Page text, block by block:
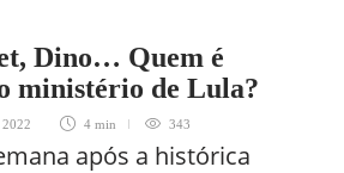
Dino… Quem é
ministério de Lula?
4 min 343
após a histórica